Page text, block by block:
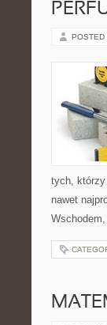
POSTED
tych, którzy
nawet